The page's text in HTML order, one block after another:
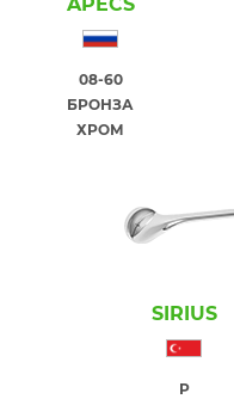
08-60
БРОНЗА
ХРОМ
SIRIUS
P